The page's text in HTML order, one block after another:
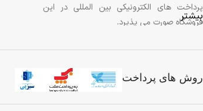
پرداخت های الکترونیکی بین المللی در این
فروشگاه صورت می پذیرد.
امید است که از خدمات ارائه شده توسط ما
پیشنهادات و انتقادات خود را با ما در میان
گذاشته و در راه برد هر چه بیشتر و بهتر این
بیشتر
روش های پرداخت